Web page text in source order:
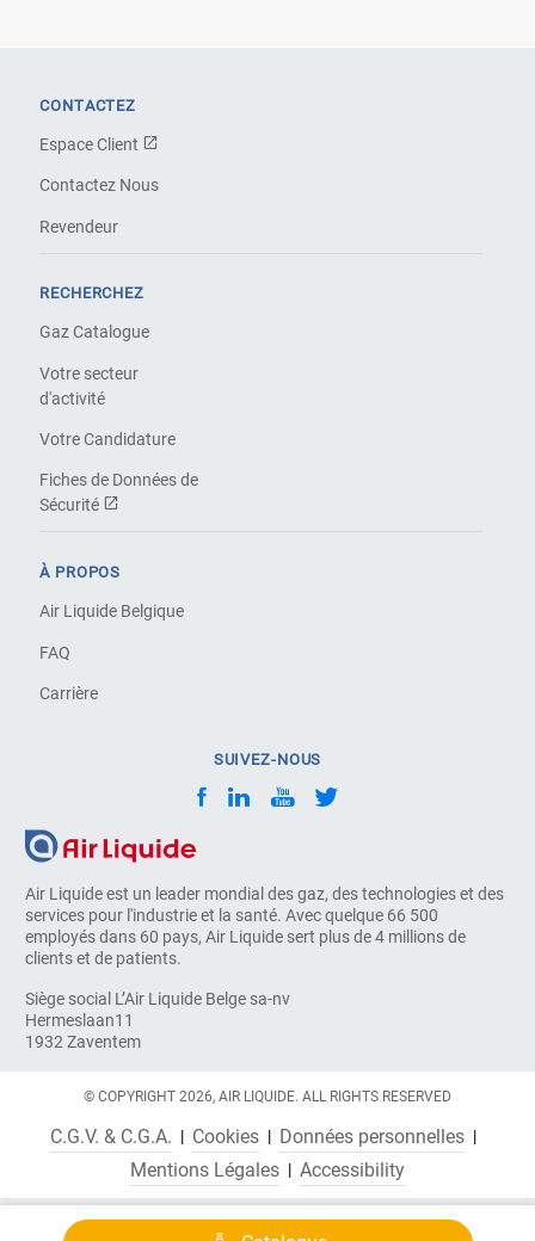
Air Liquide est un leader mondial des gaz, des technologies et des
services pour l'industrie et la santé. Avec quelque 66 500
employés dans 60 pays, Air Liquide sert plus de 4 millions de
clients et de patients.
Siège social L’Air Liquide Belge sa-nv
Hermeslaan11
1932 Zaventem
CONTACTEZ
Espace Client
Contactez Nous
Revendeur
RECHERCHEZ
Gaz Catalogue
Votre secteur
d'activité
Votre Candidature
Fiches de Données de
Sécurité
À PROPOS
Air Liquide Belgique
FAQ
Carrière
SUIVEZ-NOUS
© COPYRIGHT 2026, AIR LIQUIDE. ALL RIGHTS RESERVED
C.G.V. & C.G.A. Cookies
Données personnelles
Mentions Légales
Accessibility